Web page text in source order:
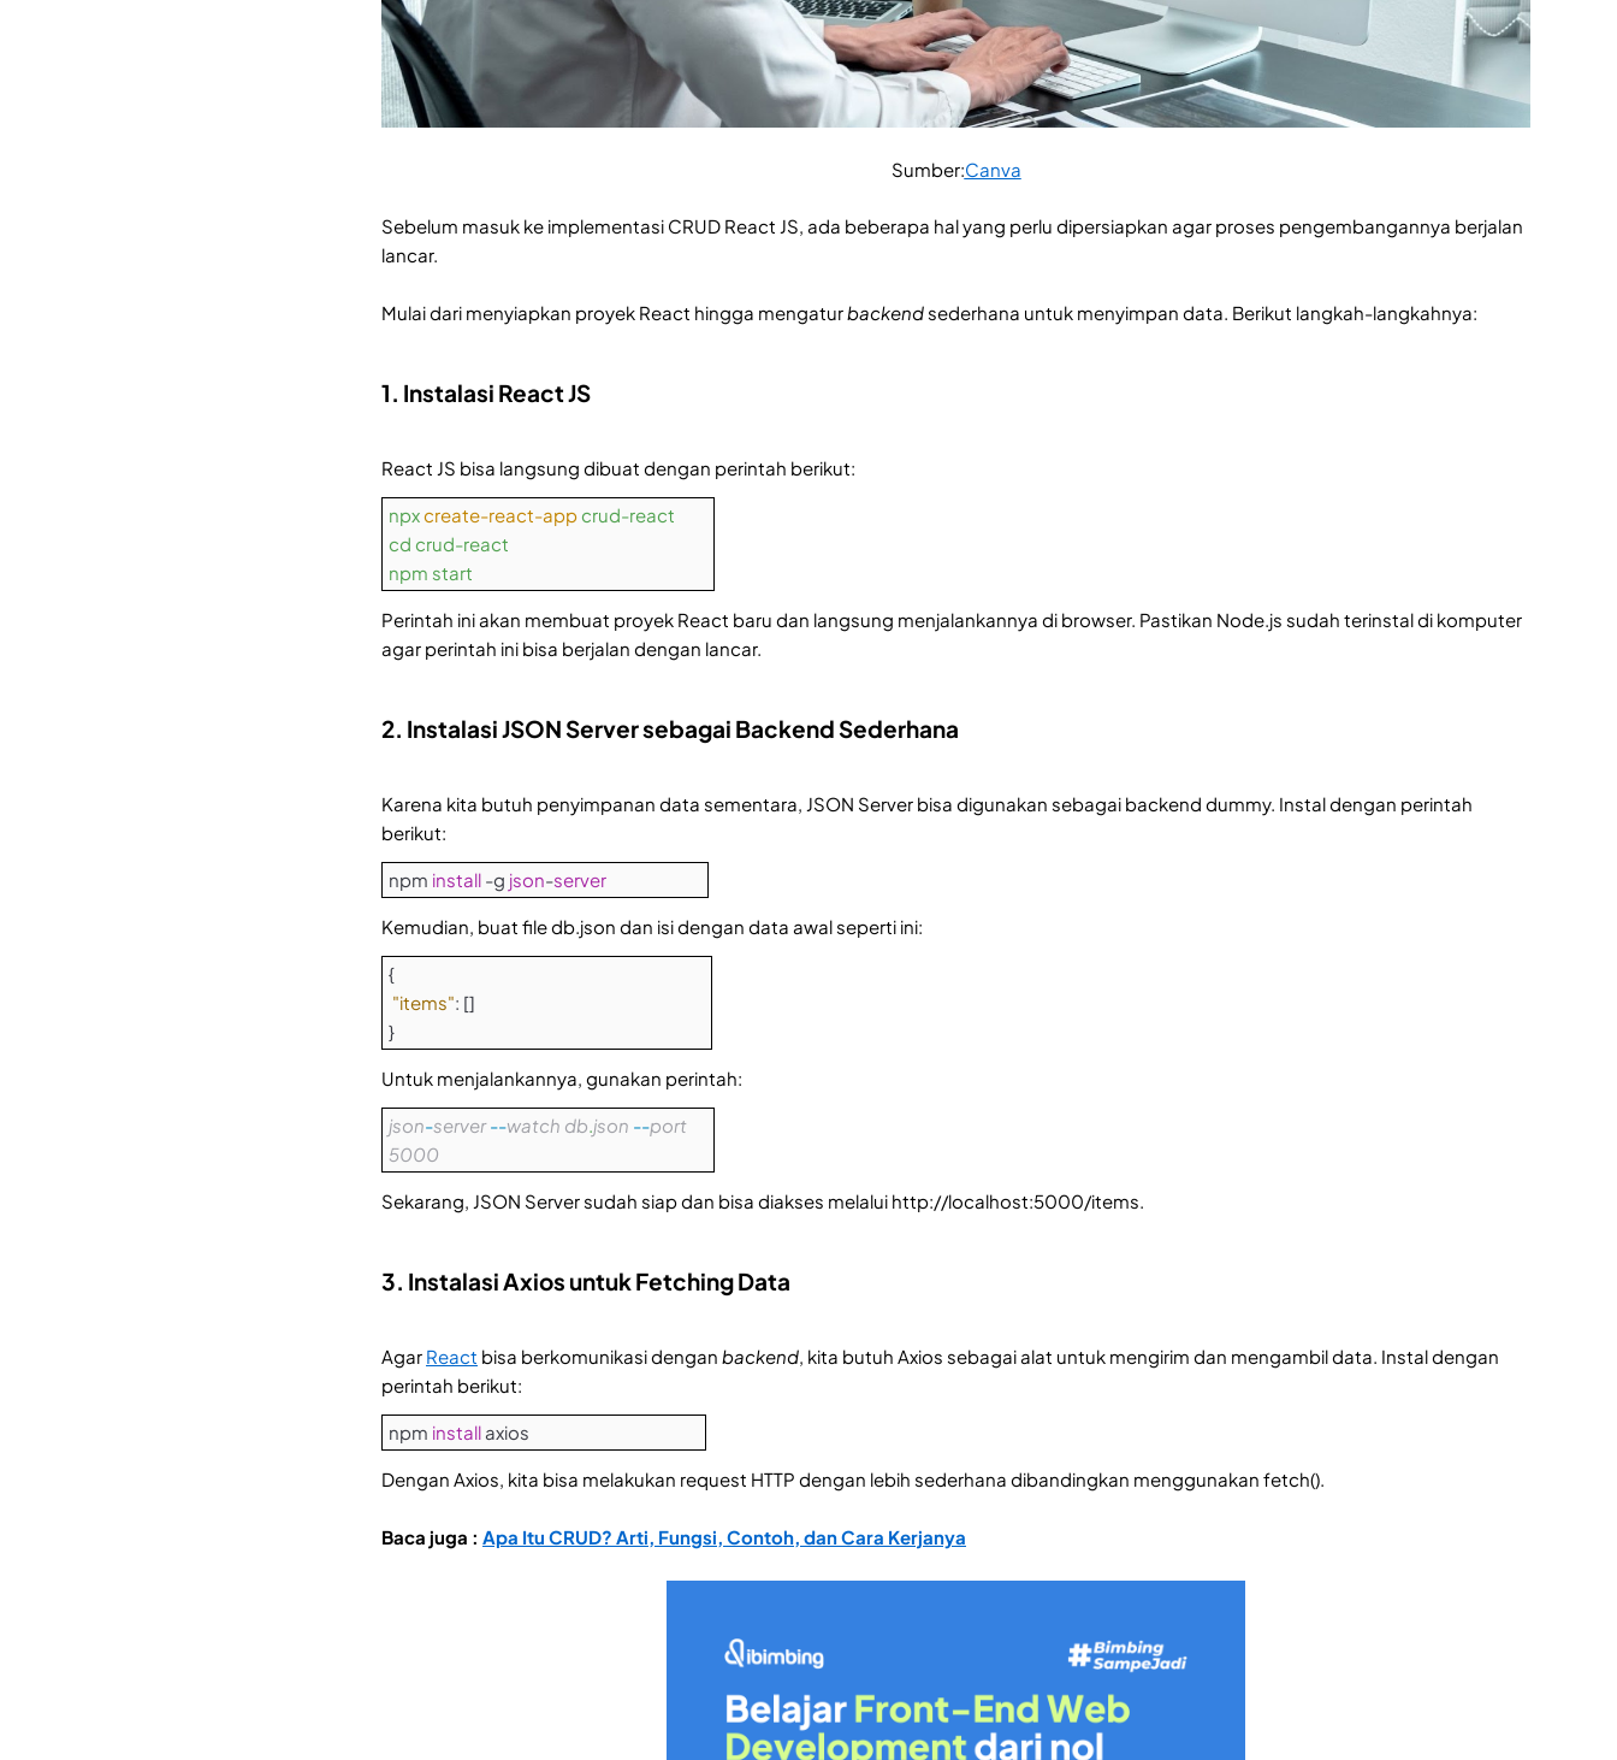
Sumber:Canva
Sebelum masuk ke implementasi CRUD React JS, ada beberapa hal yang perlu dipersiapkan agar proses pengembangannya berjalan
lancar.
Mulai dari menyiapkan proyek React hingga mengaturbackendsederhana untuk menyimpan data. Berikut langkah-langkahnya:
1. Instalasi React JS
React JS bisa langsung dibuat dengan perintah berikut:
npxcreate-react-app crud-react
cd crud-react
npm start
Perintah ini akan membuat proyek React baru dan langsung menjalankannya di browser. Pastikan Node.js sudah terinstal di komputer
agar perintah ini bisa berjalan dengan lancar.
2. Instalasi JSON Server sebagai Backend Sederhana
Karena kita butuh penyimpanan data sementara, JSON Server bisa digunakan sebagai backend dummy. Instal dengan perintah
berikut:
npm install -g json-server
Kemudian, buat file db.json dan isi dengan data awal seperti ini:
{
"items": []
}
Untuk menjalankannya, gunakan perintah:
json-server --watch db.json --port
5000
Sekarang, JSON Server sudah siap dan bisa diakses melalui http://localhost:5000/items.
3. Instalasi Axios untuk Fetching Data
Agar React bisa berkomunikasi dengan backend, kita butuh Axios sebagai alat untuk mengirim dan mengambil data. Instal dengan
perintah berikut:
npm install axios
Dengan Axios, kita bisa melakukan request HTTP dengan lebih sederhana dibandingkan menggunakan fetch().
Baca juga : Apa Itu CRUD? Arti, Fungsi, Contoh, dan Cara Kerjanya